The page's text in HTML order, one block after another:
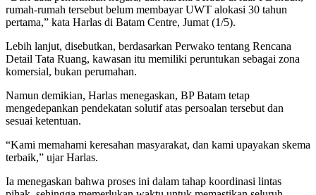
rumah-rumah tersebut belum membayar UWT alokasi 30 tahun
pertama,” kata Harlas di Batam Centre, Jumat (1/5).
Lebih lanjut, disebutkan, berdasarkan Perwako tentang Rencana
Detail Tata Ruang, kawasan itu memiliki peruntukan sebagai zona
komersial, bukan perumahan.
Namun demikian, Harlas menegaskan, BP Batam tetap
mengedepankan pendekatan solutif atas persoalan tersebut dan
sesuai ketentuan.
“Kami memahami keresahan masyarakat, dan kami upayakan skema
terbaik,” ujar Harlas.
Ia menegaskan bahwa proses ini dalam tahap koordinasi lintas